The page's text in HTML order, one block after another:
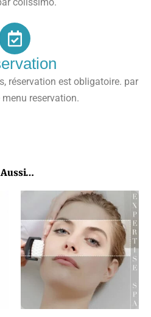
Aussi…
réservation est obligatoire. par
reservation.